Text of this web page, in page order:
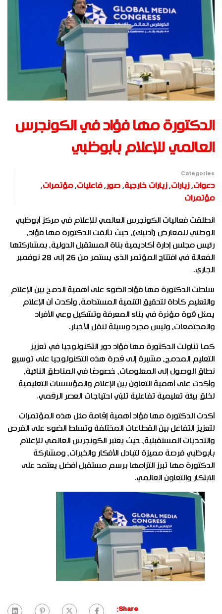
الدكتورة مها فؤاد في الكونجرس
العالمي للإعلام بأبوظبي
Categories
دعوات,زيارات,زيارات خارجية, صور ,فاعليات,مؤتمرات,
مؤتمرات
انطلقت فعاليات الكونجرس العالمي للإعلام في مركز أبوظبي
الوطني للمعارض (أدنيك)، حيث تألقت الدكتورة مها فؤاد،
رئيس مجلس إدارة أكاديمية بناة المستقبل الدولية، بمشاركتها
الفعالة في افتتاح المؤتمر الذي يستمر من 26 إلى 28 نوفمبر
الجاري.
سلطت الدكتورة مها فؤاد الضوء على أهمية الدمج بين الإعلام
والتعليم كأداة لتحقيق التنمية المستدامة، وأكدت أن الإعلام
يمثل قوة مؤثرة في بناء المعرفة وتشكيل وعي الأفراد
والمجتمعات، وليس مجرد وسيلة لنقل الأخبار.
كما تناولت الدكتورة مها فؤاد دور التكنولوجيا في تعزيز
التعليم المدمج، مشيرة إلى قدرة هذه التكنولوجيا على توسيع
نطاق الوصول إلى المعلومات، خصوصًا في المناطق النائية،
وأكدت على أهمية التعاون بين الإعلام والمؤسسات التعليمية
لخلق بيئة تعليمية تفاعلية تلبّي احتياجات العصر الرقمي.
أكدت الدكتورة مها فؤاد أهمية إقامة مثل هذه المؤتمرات
لتعزيز التفاعل بين القطاعات المختلفة وتسلط الضوء على الفرص
والتحديات المستقبلية، حيث يعتبر الكونجرس العالمي للإعلام
بأبوظبي فرصة مميزة لتبادل الأفكار والخبرات، ومشاركة
الدكتورة مها تبرز التزامها برسم مستقبل أفضل يعتمد على
الابتكار والتعاون العالمي.
Share: